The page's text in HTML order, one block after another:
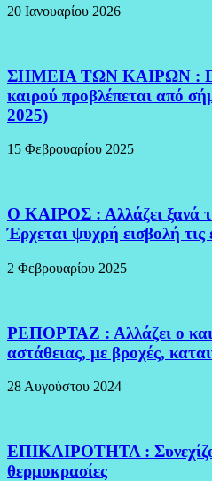
20 Ιανουαρίου 2026
ΣΗΜΕΙΑ ΤΩΝ ΚΑΙΡΩΝ :
καιρού προβλέπεται από
2025)
15 Φεβρουαρίου 2025
Ο ΚΑΙΡΟΣ : Αλλάζει ξανά
Έρχεται ψυχρή εισβολή τις
2 Φεβρουαρίου 2025
ΡΕΠΟΡΤΑΖ : Αλλάζει ο
αστάθειας, με βροχές,
28 Αυγούστου 2024
ΕΠΙΚΑΙΡΟΤΗΤΑ :
θερμοκρασίες